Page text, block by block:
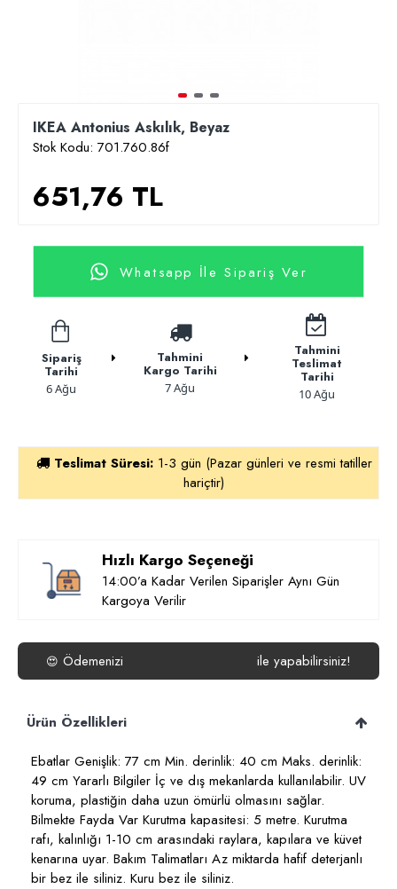
IKEA Antonius Askılık, Beyaz
Stok Kodu: 701.760.86f
651,76 TL
Whatsapp İle Sipariş Ver
Sipariş
Tarihi
6 Ağu
Tahmini
Kargo Tarihi
7 Ağu
Tahmini
Teslimat
Tarihi
10 Ağu
Teslimat Süresi: 1-3 gün (Pazar günleri ve resmi tatiller
hariçtir)
Hızlı Kargo Seçeneği
14:00’a Kadar Verilen Siparişler Aynı Gün
Kargoya Verilir
😍 Ödemenizi ile yapabilirsiniz!
Ürün Özellikleri
Ebatlar Genişlik: 77 cm Min. derinlik: 40 cm Maks. derinlik:
49 cm Yararlı Bilgiler İç ve dış mekanlarda kullanılabilir. UV
koruma, plastiğin daha uzun ömürlü olmasını sağlar.
Bilmekte Fayda Var Kurutma kapasitesi: 5 metre. Kurutma
rafı, kalınlığı 1-10 cm arasındaki raylara, kapılara ve küvet
kenarına uyar. Bakım Talimatları Az miktarda hafif deterjanlı
bir bez ile siliniz. Kuru bez ile siliniz.